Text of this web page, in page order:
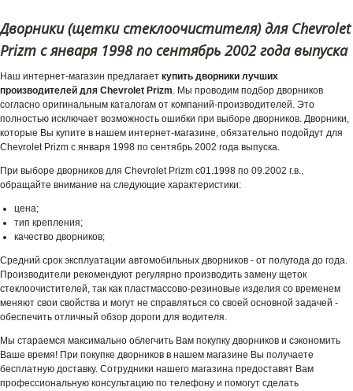
Дворники (щетки стеклоочистителя) для Chevrolet
Prizm с января 1998 по сентябрь 2002 года выпуска
Наш интернет-магазин предлагает купить дворники лучших
производителей для Chevrolet Prizm. Мы проводим подбор дворников
согласно оригинальным каталогам от компаний-производителей. Это
полностью исключает возможность ошибки при выборе дворников. Дворники,
которые Вы купите в нашем интернет-магазине, обязательно подойдут для
Chevrolet Prizm с января 1998 по сентябрь 2002 года выпуска.
При выборе дворников для Chevrolet Prizm с01.1998 по 09.2002 г.в.,
обращайте внимание на следующие характеристики:
цена;
тип крепления;
качество дворников;
Средний срок эксплуатации автомобильных дворников - от полугода до года.
Производители рекомендуют регулярно производить замену щеток
стеклоочистителей, так как пластмассово-резиновые изделия со временем
меняют свои свойства и могут не справляться со своей основной задачей -
обеспечить отличный обзор дороги для водителя.
Мы стараемся максимально облегчить Вам покупку дворников и сэкономить
Ваше время! При покупке дворников в нашем магазине Вы получаете
бесплатную доставку. Сотрудники нашего магазина предоставят Вам
профессиональную консультацию по телефону и помогут сделать